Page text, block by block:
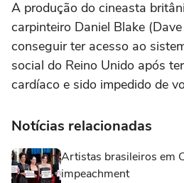
A produção do cineasta
carpinteiro Daniel Blake
conseguir ter acesso ao
social do Reino Unido após
cardíaco e sido impedido de
Notícias relacionadas
Artistas brasileiros em
impeachment